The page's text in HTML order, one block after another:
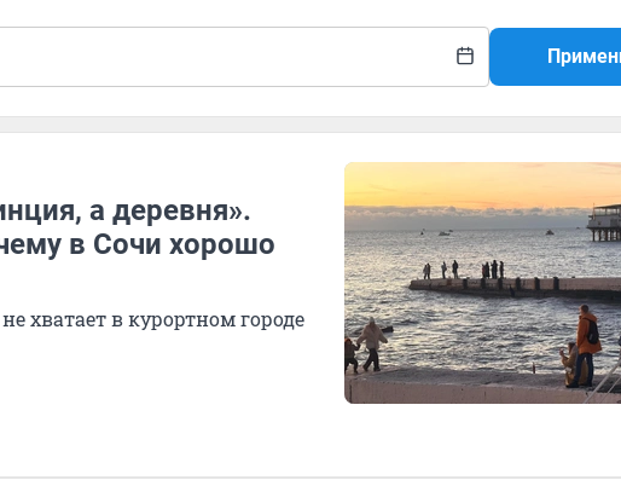
а деревня».
в Сочи хорошо
хватает в курортном городе